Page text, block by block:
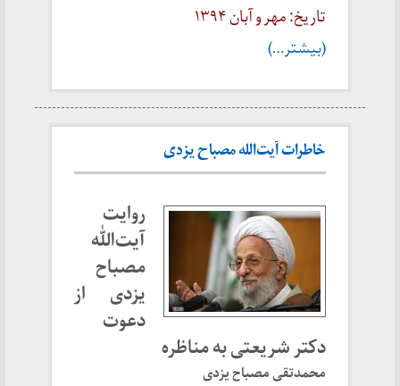
تاریخ: مهر و آبان ۱۳۹۴
(بیشتر…)
خاطرات آیت‌الله مصباح یزدی
روایت
آیت‌الله
مصباح
یزدی از
دعوت
دکتر شريعتی به مناظره
محمدتقی مصباح یزدی